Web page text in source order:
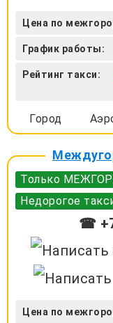
Цена по
График работы:
Рейтинг такси:
Город
Только
Недорогое
☎
Цена по